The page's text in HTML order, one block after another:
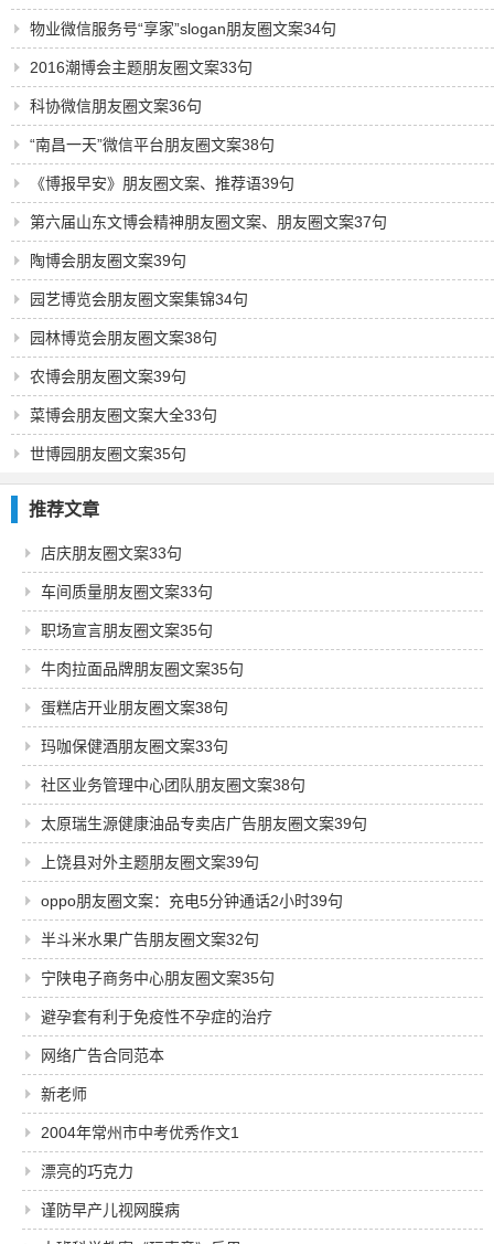
物业微信服务号“享家”slogan朋友圈文案34句
2016潮博会主题朋友圈文案33句
科协微信朋友圈文案36句
“南昌一天”微信平台朋友圈文案38句
《博报早安》朋友圈文案、推荐语39句
第六届山东文博会精神朋友圈文案、朋友圈文案37句
陶博会朋友圈文案39句
园艺博览会朋友圈文案集锦34句
园林博览会朋友圈文案38句
农博会朋友圈文案39句
菜博会朋友圈文案大全33句
世博园朋友圈文案35句
推荐文章
店庆朋友圈文案33句
车间质量朋友圈文案33句
职场宣言朋友圈文案35句
牛肉拉面品牌朋友圈文案35句
蛋糕店开业朋友圈文案38句
玛咖保健酒朋友圈文案33句
社区业务管理中心团队朋友圈文案38句
太原瑞生源健康油品专卖店广告朋友圈文案39句
上饶县对外主题朋友圈文案39句
oppo朋友圈文案：充电5分钟通话2小时39句
半斗米水果广告朋友圈文案32句
宁陕电子商务中心朋友圈文案35句
避孕套有利于免疫性不孕症的治疗
网络广告合同范本
新老师
2004年常州市中考优秀作文1
漂亮的巧克力
谨防早产儿视网膜病